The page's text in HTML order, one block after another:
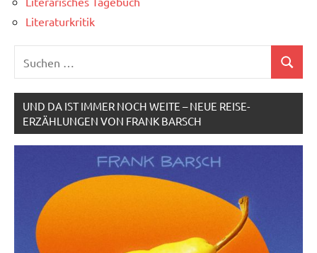
Literaturkritik
nach:
Suchen
UND DA IST IMMER NOCH WEITE – NEUE REISE-
ERZÄHLUNGEN VON FRANK BARSCH